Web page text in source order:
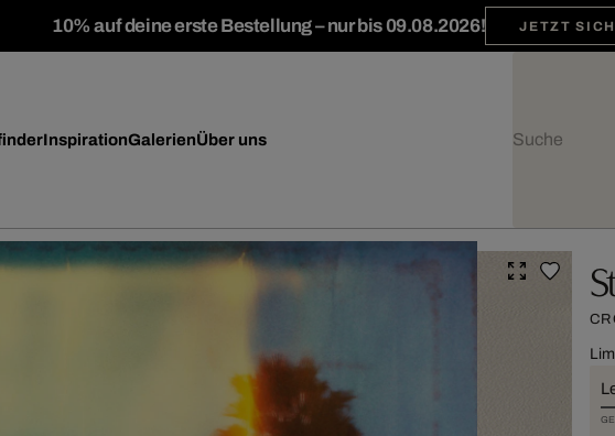
10% auf deine erste Bestellung – nur bis 09.08.2026! JETZT
InspirationGalerienÜber uns